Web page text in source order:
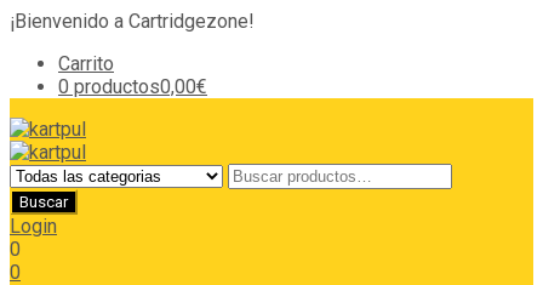
¡Bienvenido a Cartridgezone!
Carrito
0 productos0,00€
Login
0
0